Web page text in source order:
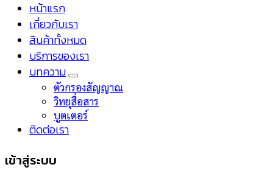
หน้าแรก
เกี่ยวกับเรา
สินค้าทั้งหมด
บริการของเรา
บทความ
ตัวกรองสัญญาณ
วิทยุสื่อสาร
บูตเตอร์
ติดต่อเรา
เข้าสู่ระบบ